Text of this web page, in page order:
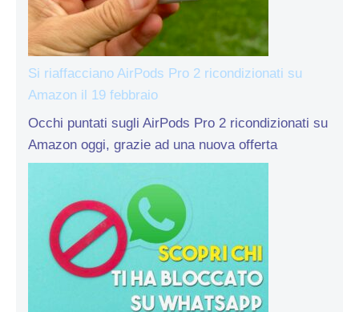
Si riaffacciano AirPods Pro 2 ricondizionati su
Amazon il 19 febbraio
Occhi puntati sugli AirPods Pro 2 ricondizionati su
Amazon oggi, grazie ad una nuova offerta